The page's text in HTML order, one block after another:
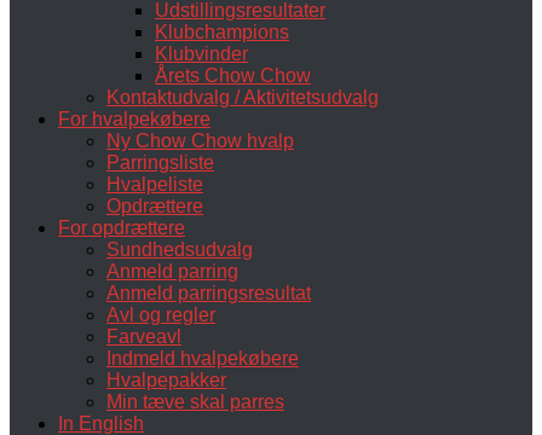
Udstillingsresultater
Klubchampions
Klubvinder
Årets Chow Chow
Kontaktudvalg / Aktivitetsudvalg
For hvalpekøbere
Ny Chow Chow hvalp
Parringsliste
Hvalpeliste
Opdrættere
For opdrættere
Sundhedsudvalg
Anmeld parring
Anmeld parringsresultat
Avl og regler
Farveavl
Indmeld hvalpekøbere
Hvalpepakker
Min tæve skal parres
In English